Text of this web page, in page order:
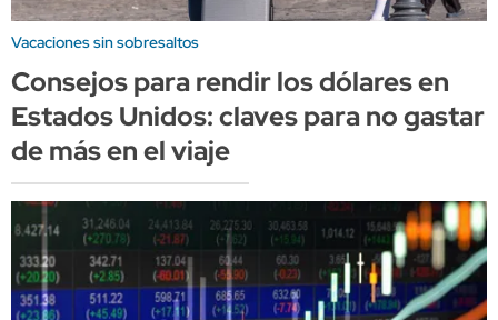
Vacaciones sin sobresaltos
Consejos para rendir los dólares en
Estados Unidos: claves para no gastar
de más en el viaje